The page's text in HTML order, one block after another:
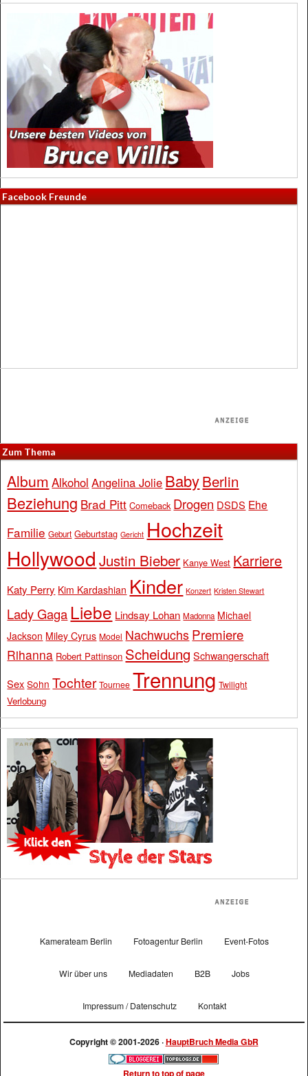
Facebook Freunde
Zum Thema
Album Alkohol Angelina Jolie BabyBerlin
Beziehung Brad Pitt Comeback Drogen DSDS Ehe
Familie Geburt Geburtstag Gericht Hochzeit
Hollywood Justin Bieber Kanye West Karriere
Katy Perry Kim Kardashian Kinder Konzert Kristen Stewart
Lady Gaga Liebe Lindsay Lohan Madonna Michael
Jackson Miley Cyrus Model Nachwuchs Premiere
Rihanna Robert Pattinson Scheidung Schwangerschaft
Sex Sohn Tochter Tournee Trennung Twilight
Verlobung
Kamerateam Berlin Fotoagentur Berlin Event-Fotos
Wir über uns Mediadaten B2B Jobs
Impressum / Datenschutz Kontakt
Copyright © 2001-2026 ·HauptBruch Media GbR
Return to top of page